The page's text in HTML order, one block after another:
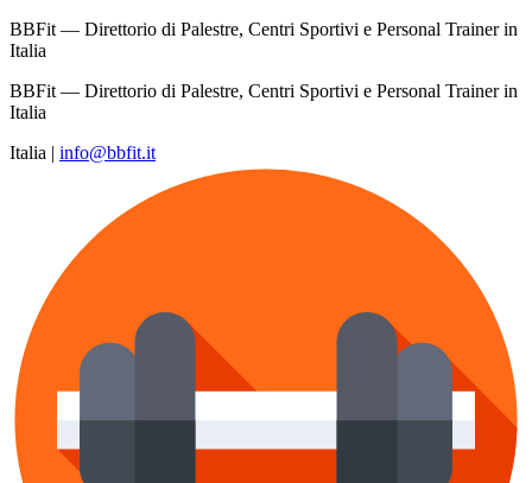
BBFit — Direttorio di Palestre, Centri Sportivi e Personal Trainer in
Italia
BBFit — Direttorio di Palestre, Centri Sportivi e Personal Trainer in
Italia
Italia | info@bbfit.it